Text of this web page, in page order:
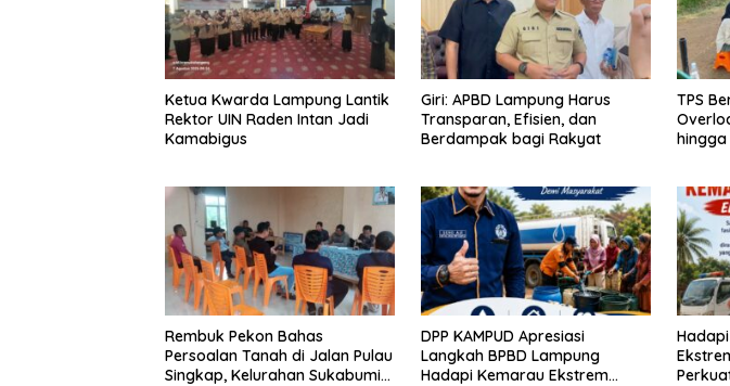
Ketua Kwarda Lampung Lantik
Rektor UIN Raden Intan Jadi
Kamabigus
Giri: APBD Lampung Harus
Transparan, Efisien, dan
Berdampak bagi Rakyat
TPS
hingga
Rembuk Pekon Bahas
Persoalan Tanah di Jalan Pulau
Singkap, Kelurahan Sukabumi
DPP KAMPUD Apresiasi
Langkah BPBD Lampung
Hadapi Kemarau Ekstrem